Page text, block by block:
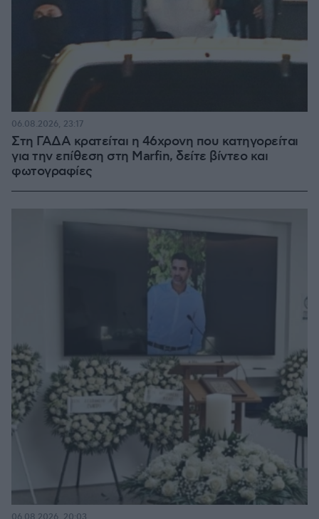
Στη ΓΑΔΑ κρατείται η 46χρονη που κατηγορείται
για την επίθεση στη Marfin, δείτε βίντεο και
φωτογραφίες
06.08.2026, 23:17